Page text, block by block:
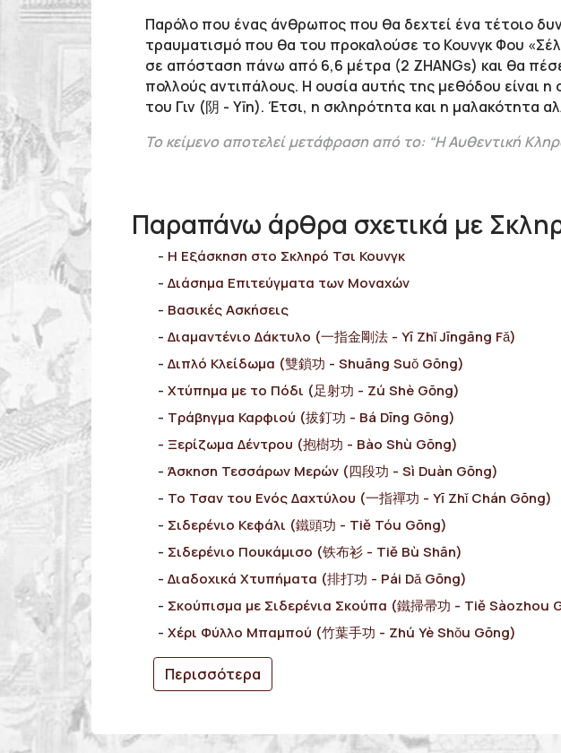
Παρόλο που ένας άνθρωπος που θα δεχτεί ένα τέτοιο
τραυματισμό που θα του προκαλούσε το Κουνγκ Φου
σε απόσταση πάνω από 6,6 μέτρα (2 ZHANGs) και θα
πολλούς αντιπάλους. Η ουσία αυτής της μεθόδου είναι
του Γιν (阴 - Yīn). Έτσι, η σκληρότητα και η μαλακότητα
Το κείμενο αποτελεί μετάφραση από το: “Η Αυθεντική
Παραπάνω άρθρα σχετικά με
Η Εξάσκηση στο Σκληρό Τσι Κουνγκ
Διάσημα Επιτεύγματα των Μοναχών
Bασικές Ασκήσεις
Διαμαντένιο Δάκτυλο (一指金剛法 - Yī Zhǐ Jīngāng Fǎ)
Διπλό Κλείδωμα (雙鎖功 - Shuāng Suǒ Gōng)
Χτύπημα με το Πόδι (足射功 - Zú Shè Gōng)
Τράβηγμα Καρφιού (拔釘功 - Bá Dīng Gōng)
Ξερίζωμα Δέντρου (抱樹功 - Bào Shù Gōng)
Άσκηση Τεσσάρων Μερών (四段功 - Sì Duàn Gōng)
Το Τσαν του Ενός Δαχτύλου (一指禪功 - Yī Zhǐ Chán Gōng)
Σιδερένιο Κεφάλι (鐵頭功 - Tiě Tóu Gōng)
Σιδερένιο Πουκάμισο (铁布衫 - Tiě Bù Shān)
Διαδοχικά Χτυπήματα (排打功 - Pái Dǎ Gōng)
Σκούπισμα με Σιδερένια Σκούπα (鐵掃帚功 - Tiě Sàozhou
Χέρι Φύλλο Μπαμπού (竹葉手功 - Zhú Yè Shǒu Gōng)
Περισσότερα